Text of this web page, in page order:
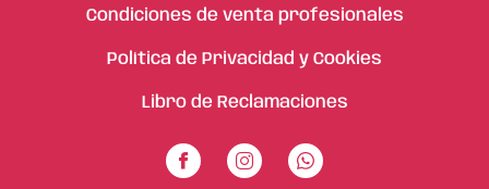
Condiciones de venta profesionales
Política de Privacidad y Cookies
Libro de Reclamaciones